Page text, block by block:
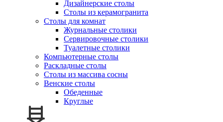
Дизайнерские столы
Столы из керамогранита
Столы для комнат
Журнальные столики
Сервировочные столики
Туалетные столики
Компьютерные столы
Раскладные столы
Столы из массива сосны
Венские столы
Обеденные
Круглые